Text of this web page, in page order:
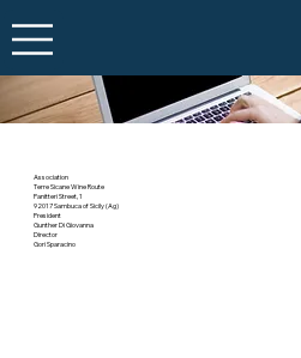
Association
Terre Sicane Wine Route
Panitteri Street, 1
92017 Sambuca of Sicily (Ag)
President
Gunther Di Giovanna
Director
Gori Sparacino